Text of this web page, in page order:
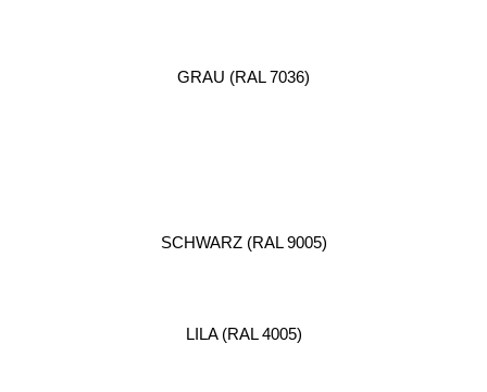
GRAU (RAL 7036)
SCHWARZ (RAL 9005)
LILA (RAL 4005)